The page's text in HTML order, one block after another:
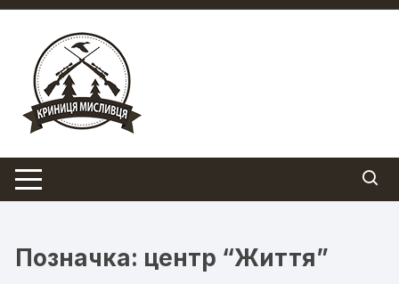
Перейти
вмісту
Позначка: центр “Життя”